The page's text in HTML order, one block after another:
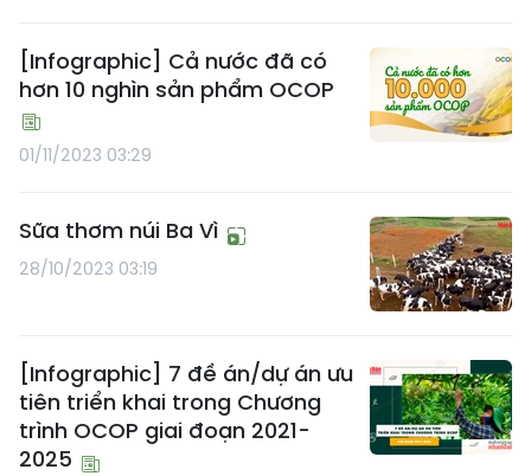
[Infographic] Cả nước đã có
hơn 10 nghìn sản phẩm OCOP
01/11/2023 03:29
Sữa thơm núi Ba Vì
28/10/2023 03:19
[Infographic] 7 đề án/dự án ưu
tiên triển khai trong Chương
trình OCOP giai đoạn 2021-
2025